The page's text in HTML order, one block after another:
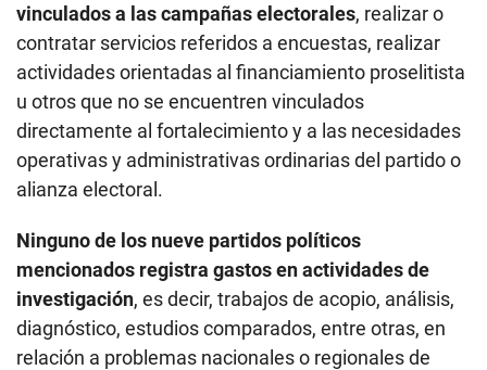
vinculados a las campañas electorales, realizar o
contratar servicios referidos a encuestas, realizar
actividades orientadas al financiamiento proselitista
u otros que no se encuentren vinculados
directamente al fortalecimiento y a las necesidades
operativas y administrativas ordinarias del partido o
alianza electoral.
Ninguno de los nueve partidos políticos
mencionados registra gastos en actividades de
investigación, es decir, trabajos de acopio, análisis,
diagnóstico, estudios comparados, entre otras, en
relación a problemas nacionales o regionales de